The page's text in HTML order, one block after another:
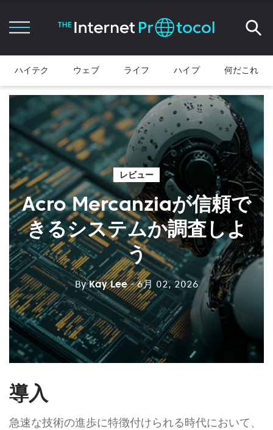
ハイテク ウェブ ライフ ハイプ 何だこれ
レビュー
Acro Mercanziaが信頼で
きるシステムか調査しよ
う
ByKay Lee - 6月 02, 2026
導入
急速な技術の進歩に特徴付けられる時代において、